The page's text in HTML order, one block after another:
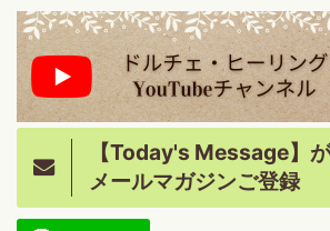
【Today's Message】
メールマガジンご登録